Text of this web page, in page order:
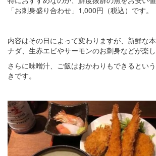
「お刺身盛り合わせ」1,000円（税込）です。
内容はその日によって変わりますが、新鮮な
ナダ、生赤エビやサーモンのお刺身などが楽し
さらに味噌汁、ご飯はおかわりもできるとい
きです。